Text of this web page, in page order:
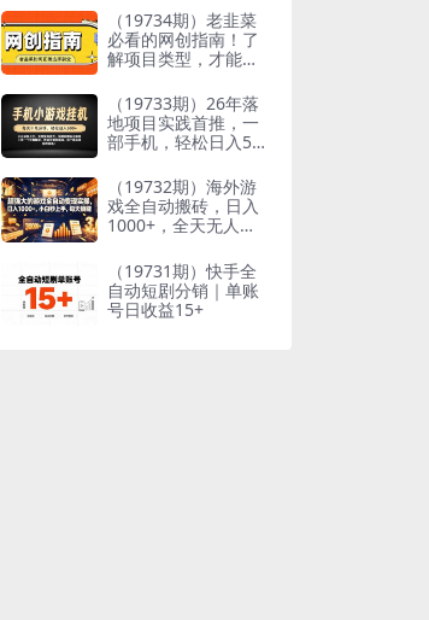
过万，零风险长期做
（19734期）老韭菜
必看的网创指南！了
解项目类型，才能找
到想要的结果
（19733期）26年落
地项目实践首推，一
部手机，轻松日入50
（19732期）海外游
戏全自动搬砖，日入
1000+，全天无人值
（19731期）快手全
自动短剧分销｜单账
号日收益15+